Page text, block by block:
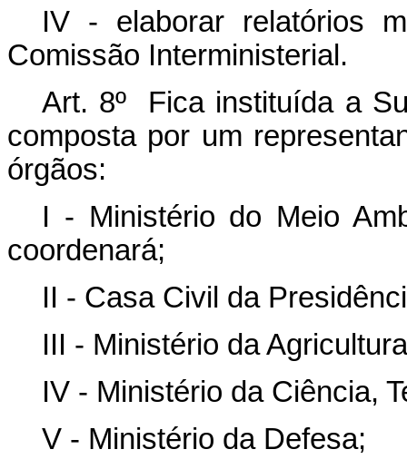
IV - elaborar relatórios
Comissão Interministerial.
Art. 8º Fica instituída a
composta por um
órgãos:
I - Ministério do Meio
coordenará;
II - Casa Civil da
III - Ministério da
IV - Ministério da Ciência,
V - Ministério da Defesa;